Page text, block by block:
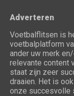
Adverteren
Voetbalflitsen is
voetbalplatform
ander uw merk
relevante content
staat zijn zeer
draaien. Het is
onze succesvolle